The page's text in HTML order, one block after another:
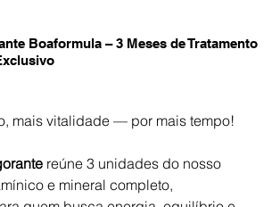
Boaformula – 3 Meses de Tratamento
mais vitalidade — por mais tempo!
reúne 3 unidades do nosso
e mineral completo,